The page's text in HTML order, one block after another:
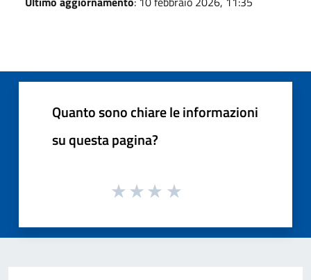
Quanto sono chiare le informazioni
su questa pagina?